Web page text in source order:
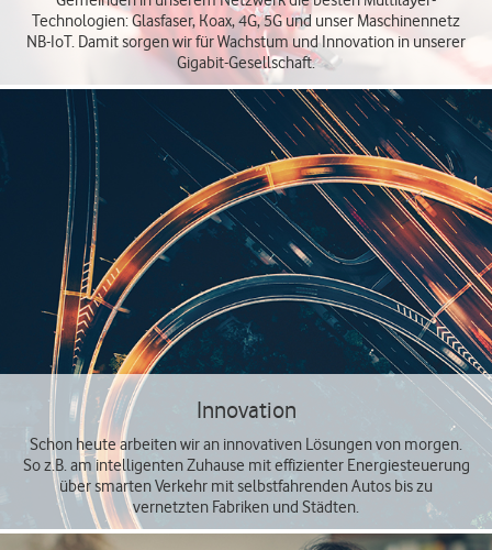
Technologien: Glasfaser, Koax, 4G, 5G und unser Maschinennetz
NB-IoT. Damit sorgen wir für Wachstum und Innovation in unserer
Gigabit-Gesellschaft.
Innovation
Schon heute arbeiten wir an innovativen Lösungen von morgen.
So z.B. am intelligenten Zuhause mit effizienter Energiesteuerung
über smarten Verkehr mit selbstfahrenden Autos bis zu
vernetzten Fabriken und Städten.